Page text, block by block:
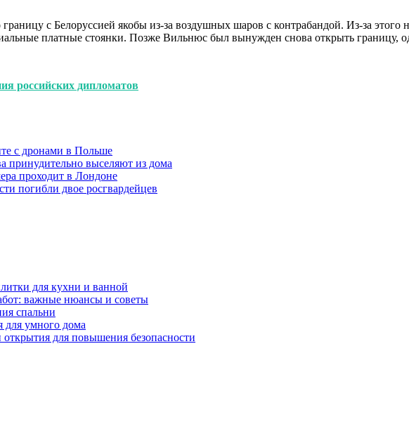
с Белоруссией якобы из-за воздушных шаров с контрабандой. Из-за этого
платные стоянки. Позже Вильнюс был вынужден снова открыть границу,
российских дипломатов
с дронами в Польше
принудительно выселяют из дома
проходит в Лондоне
погибли двое росгвардейцев
для кухни и ванной
важные нюансы и советы
спальни
для умного дома
для повышения безопасности